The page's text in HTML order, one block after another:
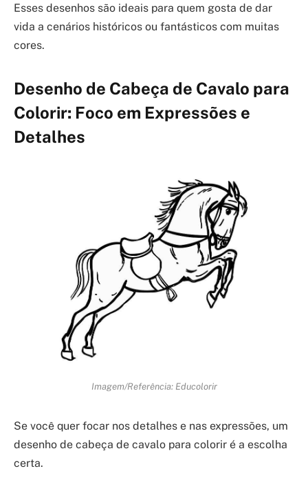
Esses desenhos são ideais para quem gosta de dar
vida a cenários históricos ou fantásticos com muitas
cores.
Desenho de Cabeça de Cavalo para
Colorir: Foco em Expressões e
Detalhes
Imagem/Referência: Educolorir
Se você quer focar nos detalhes e nas expressões, um
desenho de cabeça de cavalo para colorir é a escolha
certa.